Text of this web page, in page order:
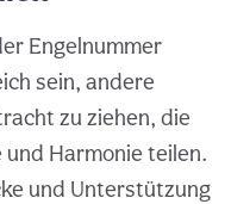
Engelnummer
sein, andere
zu ziehen, die
und Harmonie teilen.
und Unterstützung